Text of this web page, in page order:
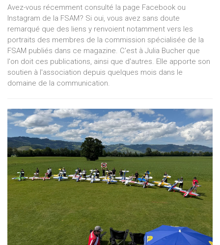
Avez-vous récemment consulté la page Facebook ou
Instagram de la FSAM? Si oui, vous avez sans doute
remarqué que des liens y renvoient notamment vers les
portraits des membres de la commission spécialisée de la
FSAM publiés dans ce magazine. C'est à Julia Bucher que
l'on doit ces publications, ainsi que d'autres. Elle apporte son
soutien à l'association depuis quelques mois dans le
domaine de la communication.